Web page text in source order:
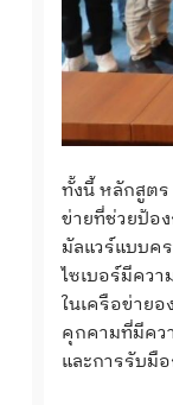
ทั้งนี้ หลักสูตร
ข่ายที่ช่วยป้อ
มัลแวร์แบบค
ไซเบอร์มีคว
ในเครือข่าย
คุกคามที่มีคว
และการรับมื